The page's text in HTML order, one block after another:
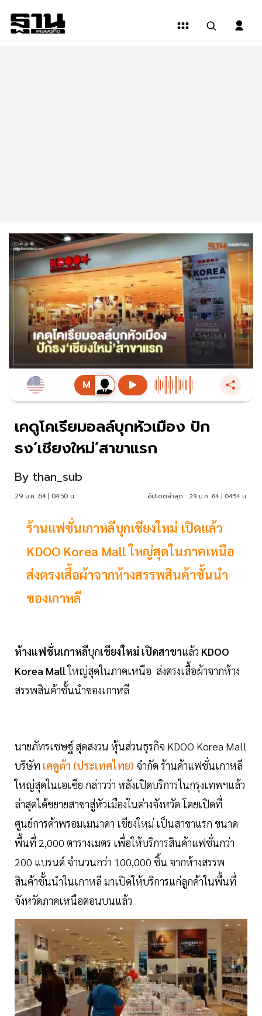
เคดูโคเรียมอลล์บุกหัวเมือง ปัก
ธง‘เชียงใหม่’สาขาแรก
By than_sub
29 ม.ค. 64 | 04:50 น. อัปเดตล่าสุด : 29 ม.ค. 64 | 04:54 น.
ร้านแฟชั่นเกาหลีบุกเชียงใหม่ เปิดแล้ว
KDOO Korea Mall ใหญ่สุดในภาคเหนือ
ส่งตรงเสื้อผ้าจากห้างสรรพสินค้าชั้นนำ
ของเกาหลี
ห้างแฟชั่นเกาหลีบุกเชียงใหม่ เปิดสาขาแล้ว KDOO
Korea Mallใหญ่สุดในภาคเหนือ ส่งตรงเสื้อผ้าจากห้าง
สรรพสินค้าชั้นนำของเกาหลี
นายภัทรเชษฐ์ สุดสงวน หุ้นส่วนธุรกิจ KDOO Korea Mall
บริษัท เคดูต้า (ประเทศไทย) จำกัด ร้านค้าแฟชั่นเกาหลี
ใหญ่สุดในเอเซีย กล่าวว่า หลังเปิดบริการในกรุงเทพฯแล้ว
ล่าสุดได้ขยายสาขาสู่หัวเมืองในต่างจังหวัด โดยเปิดที่
ศูนย์การค้าพรอมเมนาดา เชียงใหม่ เป็นสาขาแรก ขนาด
พื้นที่ 2,000 ตารางเมตร เพื่อให้บริการสินค้าแฟชั่นกว่า
200 แบรนด์ จำนวนกว่า 100,000 ชิ้น จากห้างสรรพ
สินค้าชั้นนำในเกาหลี มาเปิดให้บริการแก่ลูกค้าในพื้นที่
จังหวัดภาคเหนือตอนบนแล้ว